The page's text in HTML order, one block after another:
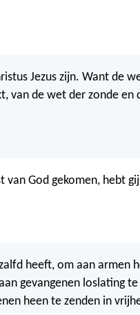
Jezus zijn. Want de
van de wet der zonde en
van God gekomen, hebt
heeft, om aan armen
gevangenen loslating te
heen te zenden in